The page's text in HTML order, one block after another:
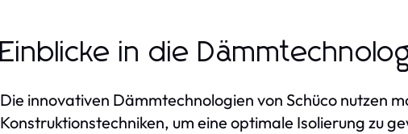
Einblicke in die
Die innovativen Dämmtechnologien von Schüco nutzen
Konstruktionstechniken, um eine optimale Isolierung zu